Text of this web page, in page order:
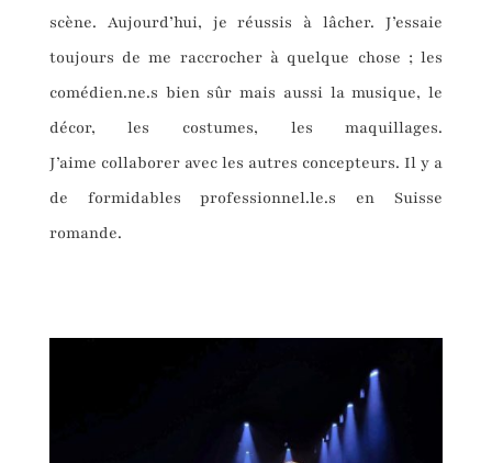
scène. Aujourd’hui, je réussis à lâcher. J’essaie
toujours de me raccrocher à quelque chose ; les
comédien.ne.s bien sûr mais aussi la musique, le
décor, les costumes, les maquillages.
J’aime collaborer avec les autres concepteurs. Il y a
de formidables professionnel.le.s en Suisse
romande.